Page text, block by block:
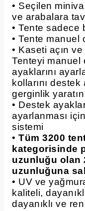
• Seçilen
ve arabalara
• Tente sadece
• Tente manuel
• Kaseti açın ve
Tenteyi manuel
ayaklarını
kollarını
gerginlik yaratın
• Destek
ayarlanması
sistemi
•Tüm 3200
kategorisinde
uzunluğu olan
uzunluğuna
• UV ve
kaliteli,
dayanıklı ve